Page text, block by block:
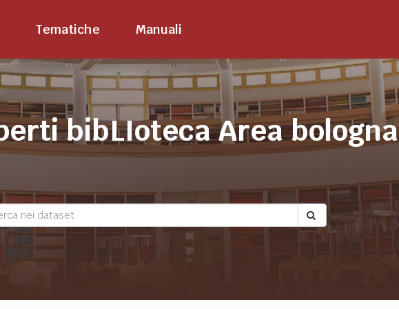
Tematiche Manuali
bibLIoteca Area bologna